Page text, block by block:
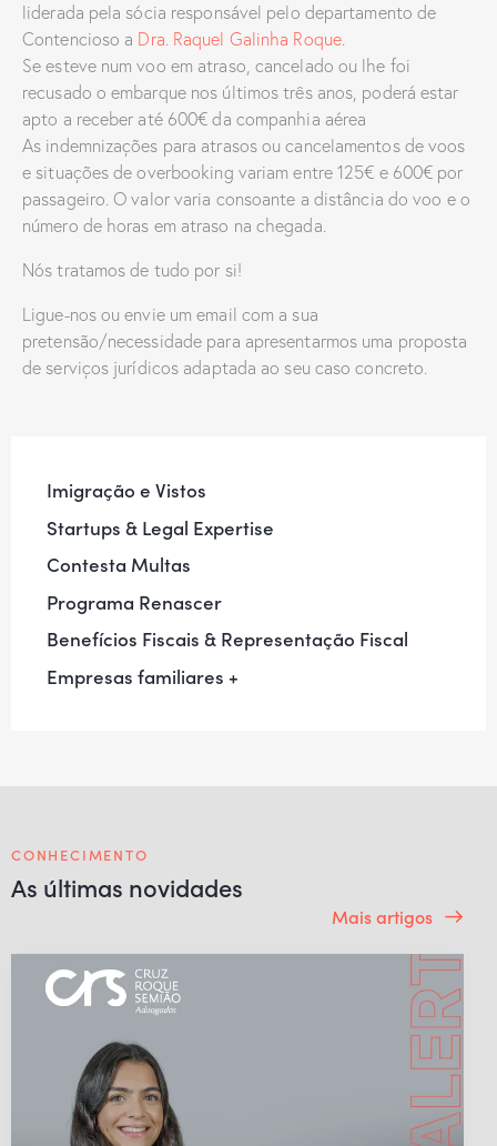
liderada pela sócia responsável pelo departamento de
Contencioso a Dra. Raquel Galinha Roque.
Se esteve num voo em atraso, cancelado ou lhe foi
recusado o embarque nos últimos três anos, poderá estar
apto a receber até 600€ da companhia aérea
As indemnizações para atrasos ou cancelamentos de voos
e situações de overbooking variam entre 125€ e 600€ por
passageiro. O valor varia consoante a distância do voo e o
número de horas em atraso na chegada.
Nós tratamos de tudo por si!
Ligue-nos ou envie um email com a sua
pretensão/necessidade para apresentarmos uma proposta
de serviços jurídicos adaptada ao seu caso concreto.
Imigração e Vistos
Startups & Legal Expertise
Contesta Multas
Programa Renascer
Benefícios Fiscais & Representação Fiscal
Empresas familiares +
CONHECIMENTO
As últimas novidades
Mais artigos